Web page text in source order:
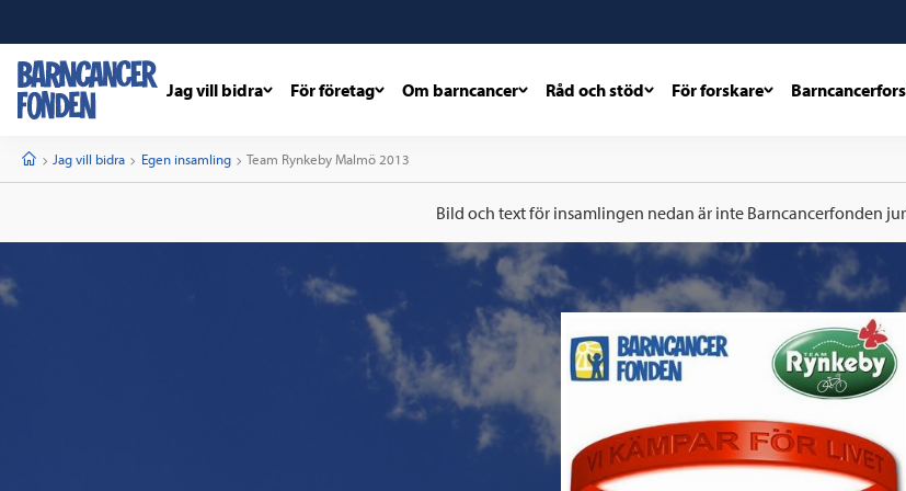
Jag vill bidra För företag Om barncancer Råd och stöd För forskare
StartJag vill bidra Egen insamling Current:
Team Rynkeby Malmö 2013
Bild och text för insamlingen nedan är inte Barncancerfonden